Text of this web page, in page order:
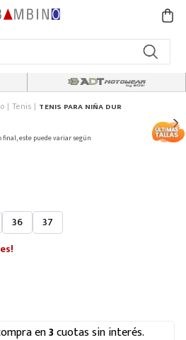
Tenis TENIS PARA NIÑA DUR
este puede variar según
36
37
en3cuotas sin interés.